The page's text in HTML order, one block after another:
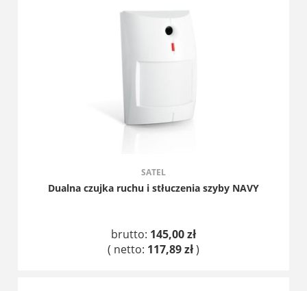
SATEL
Dualna czujka ruchu i stłuczenia szyby NAVY
brutto: 145,00 zł
( netto: 117,89 zł)